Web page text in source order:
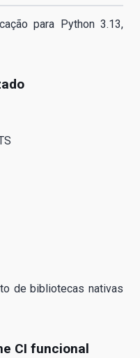
para Python 3.13,
de bibliotecas nativas
CI funcional